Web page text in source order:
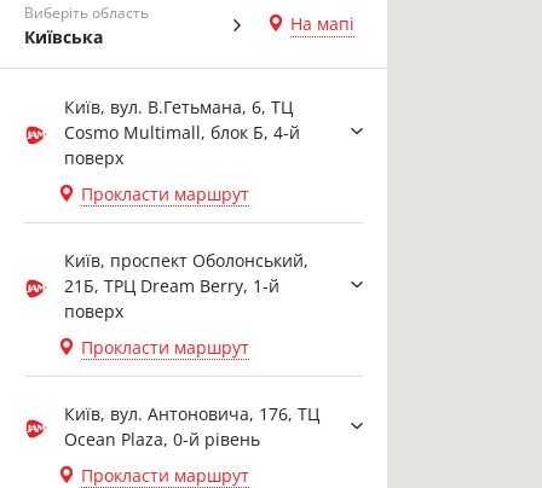
Виберіть область
Київська
На мапі
Київ, вул. В.Гетьмана, 6, ТЦ
Cosmo Multimall, блок Б, 4-й
поверх
Прокласти маршрут
Київ, проспект Оболонський,
21Б, ТРЦ Dream Berry, 1-й
поверх
Прокласти маршрут
Київ, вул. Антоновича, 176, ТЦ
Ocean Plaza, 0-й рівень
Прокласти маршрут